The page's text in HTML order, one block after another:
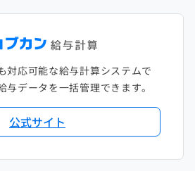
対応可能な給与計算システムで
与データを一括管理できます。
公式サイト